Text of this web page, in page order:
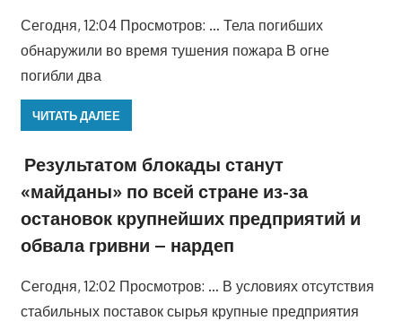
Сегодня, 12:04 Просмотров: … Тела погибших
обнаружили во время тушения пожара В огне
погибли два
ЧИТАТЬ ДАЛЕЕ
Результатом блокады станут
«майданы» по всей стране из-за
остановок крупнейших предприятий и
обвала гривни – нардеп
Сегодня, 12:02 Просмотров: … В условиях отсутствия
стабильных поставок сырья крупные предприятия